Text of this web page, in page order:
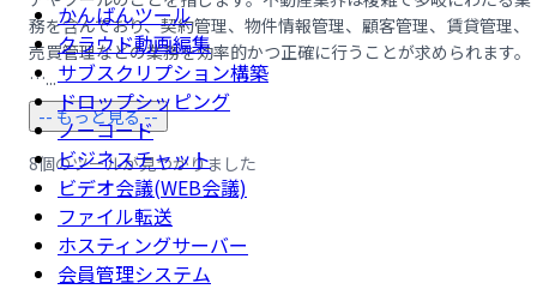
かんばんツール
クラウド動画編集
サブスクリプション構築
ドロップシッピング
ノーコード
ビジネスチャット
ビデオ会議(WEB会議)
ファイル転送
ホスティングサーバー
会員管理システム
務を含んでおり、契約管理、物件情報管理、顧客管理、賃貸管理、
売買管理などの業務を効率的かつ正確に行うことが求められます。
…...
-- もっと見る --
8個のツールが見つかりました